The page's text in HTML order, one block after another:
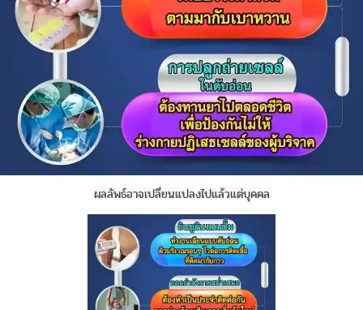
ผลลัพธ์อาจเปลี่ยนแปลงไปแล้วแต่บุคคล